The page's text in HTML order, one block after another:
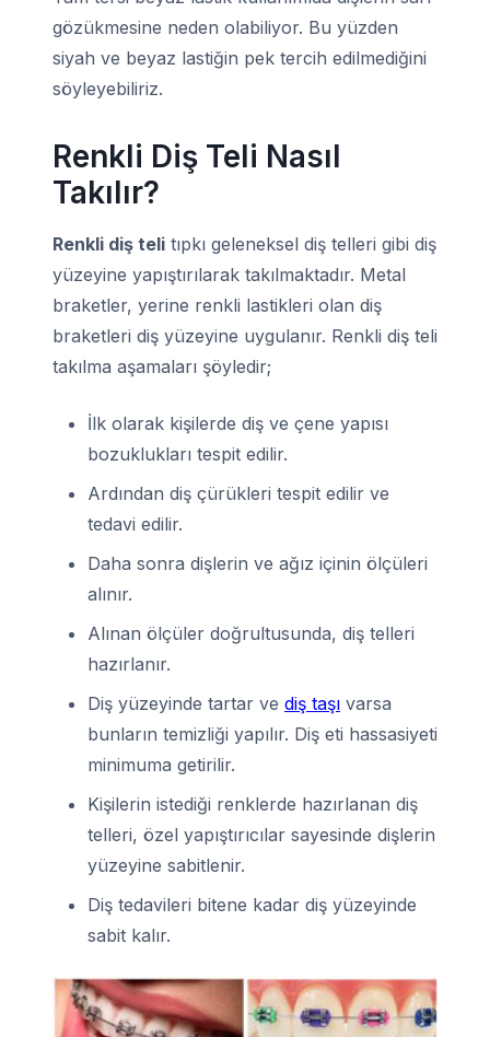
gözükmesine neden olabiliyor. Bu yüzden
siyah ve beyaz lastiğin pek tercih edilmediğini
söyleyebiliriz.
Renkli Diş Teli Nasıl
Takılır?
Renkli diş teli tıpkı geleneksel diş telleri gibi diş
yüzeyine yapıştırılarak takılmaktadır. Metal
braketler, yerine renkli lastikleri olan diş
braketleri diş yüzeyine uygulanır. Renkli diş teli
takılma aşamaları şöyledir;
İlk olarak kişilerde diş ve çene yapısı
bozuklukları tespit edilir.
Ardından diş çürükleri tespit edilir ve
tedavi edilir.
Daha sonra dişlerin ve ağız içinin ölçüleri
alınır.
Alınan ölçüler doğrultusunda, diş telleri
hazırlanır.
Diş yüzeyinde tartar ve diş taşı varsa
bunların temizliği yapılır. Diş eti hassasiyeti
minimuma getirilir.
Kişilerin istediği renklerde hazırlanan diş
telleri, özel yapıştırıcılar sayesinde dişlerin
yüzeyine sabitlenir.
Diş tedavileri bitene kadar diş yüzeyinde
sabit kalır.